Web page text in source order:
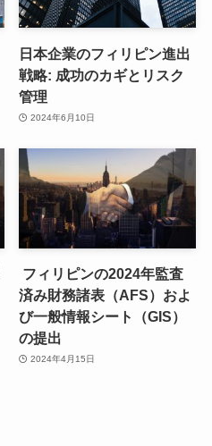
日本企業のフィリピン進出
戦略: 成功のカギとリスク
管理
2024年6月10日
フィリピンの2024年監査
済み財務諸表（AFS）およ
び一般情報シート（GIS）
の提出
2024年4月15日